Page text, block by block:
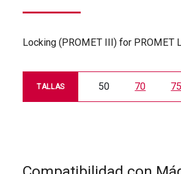
Locking (PROMET III) for PROMET
TALLAS 50 70 75